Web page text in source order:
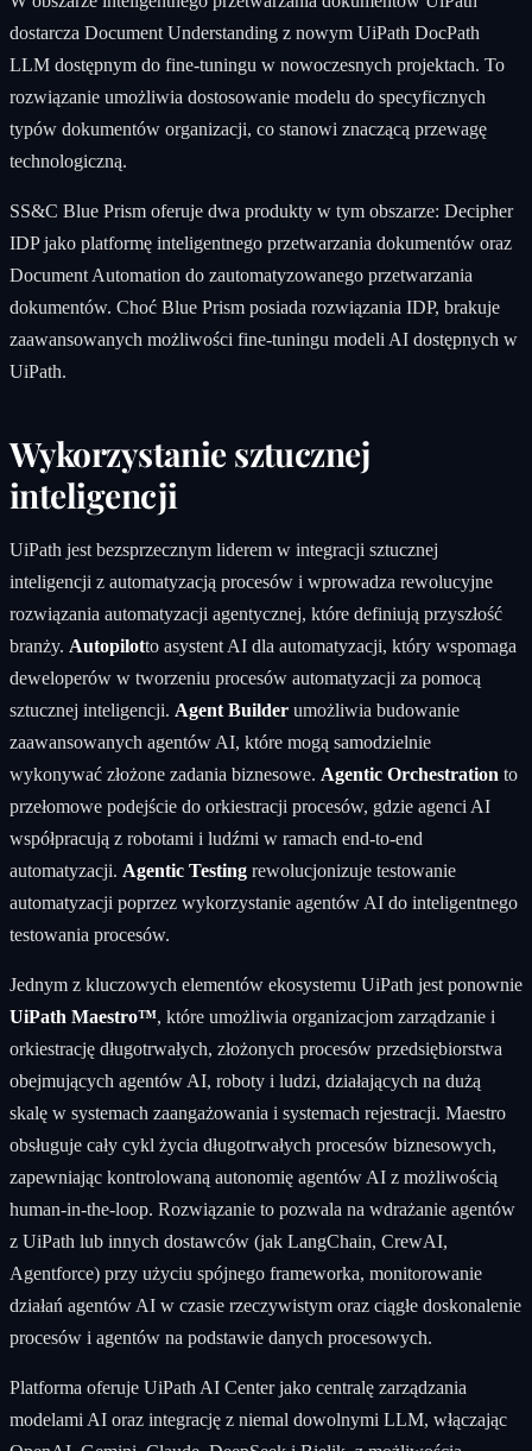
dostarcza Document Understanding z nowym UiPath DocPath
LLM dostępnym do fine-tuningu w nowoczesnych projektach. To
rozwiązanie umożliwia dostosowanie modelu do specyficznych
typów dokumentów organizacji, co stanowi znaczącą przewagę
technologiczną.
SS&C Blue Prism oferuje dwa produkty w tym obszarze: Decipher
IDP jako platformę inteligentnego przetwarzania dokumentów oraz
Document Automation do zautomatyzowanego przetwarzania
dokumentów. Choć Blue Prism posiada rozwiązania IDP, brakuje
zaawansowanych możliwości fine-tuningu modeli AI dostępnych w
UiPath.
Wykorzystanie sztucznej
inteligencji
UiPath jest bezsprzecznym liderem w integracji sztucznej
inteligencji z automatyzacją procesów i wprowadza rewolucyjne
rozwiązania automatyzacji agentycznej, które definiują przyszłość
branży. Autopilotto asystent AI dla automatyzacji, który wspomaga
deweloperów w tworzeniu procesów automatyzacji za pomocą
sztucznej inteligencji. Agent Builder umożliwia budowanie
zaawansowanych agentów AI, które mogą samodzielnie
wykonywać złożone zadania biznesowe. Agentic Orchestration to
przełomowe podejście do orkiestracji procesów, gdzie agenci AI
współpracują z robotami i ludźmi w ramach end-to-end
automatyzacji. Agentic Testing rewolucjonizuje testowanie
automatyzacji poprzez wykorzystanie agentów AI do inteligentnego
testowania procesów.
Jednym z kluczowych elementów ekosystemu UiPath jest ponownie
UiPath Maestro™, które umożliwia organizacjom zarządzanie i
orkiestrację długotrwałych, złożonych procesów przedsiębiorstwa
obejmujących agentów AI, roboty i ludzi, działających na dużą
skalę w systemach zaangażowania i systemach rejestracji. Maestro
obsługuje cały cykl życia długotrwałych procesów biznesowych,
zapewniając kontrolowaną autonomię agentów AI z możliwością
human-in-the-loop. Rozwiązanie to pozwala na wdrażanie agentów
z UiPath lub innych dostawców (jak LangChain, CrewAI,
Agentforce) przy użyciu spójnego frameworka, monitorowanie
działań agentów AI w czasie rzeczywistym oraz ciągłe doskonalenie
procesów i agentów na podstawie danych procesowych.
Platforma oferuje UiPath AI Center jako centralę zarządzania
modelami AI oraz integrację z niemal dowolnymi LLM, włączając